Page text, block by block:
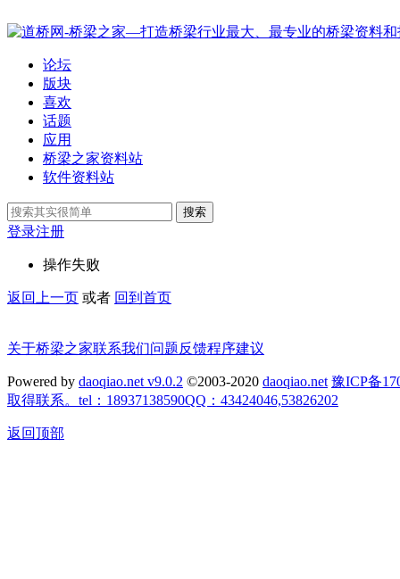
论坛
版块
喜欢
话题
应用
桥梁之家资料站
软件资料站
搜索
登录注册
操作失败
返回上一页 或者 回到首页
关于桥梁之家联系我们问题反馈程序建议
Powered by daoqiao.net v9.0.2 ©2003-2020 daoqiao.net 豫ICP备
取得联系。tel：18937138590QQ：43424046,53826202
返回顶部